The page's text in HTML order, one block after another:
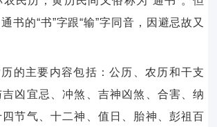
书的“书”字跟“输”字同音，因避忌故又
的主要内容包括：公历、农历和干支
凶宜忌、冲煞、吉神凶煞、合害、纳
节气、十二神、值日、胎神、彭祖百